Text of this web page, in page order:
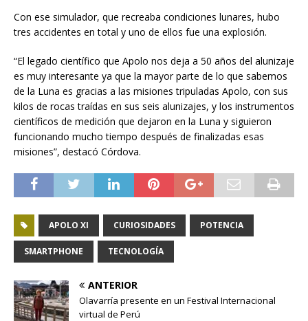
Con ese simulador, que recreaba condiciones lunares, hubo
tres accidentes en total y uno de ellos fue una explosión.
“El legado científico que Apolo nos deja a 50 años del alunizaje
es muy interesante ya que la mayor parte de lo que sabemos
de la Luna es gracias a las misiones tripuladas Apolo, con sus
kilos de rocas traídas en sus seis alunizajes, y los instrumentos
científicos de medición que dejaron en la Luna y siguieron
funcionando mucho tiempo después de finalizadas esas
misiones”, destacó Córdova.
APOLO XI CURIOSIDADES POTENCIA
SMARTPHONE TECNOLOGÍA
ANTERIOR
Olavarría presente en un Festival Internacional
virtual de Perú